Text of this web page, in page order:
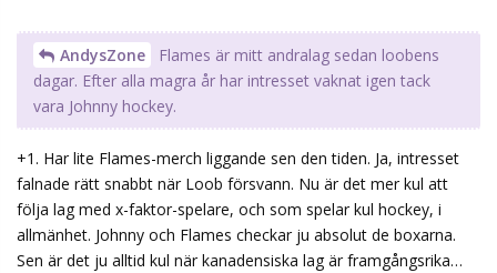
AndysZone
Flames är mitt andralag sedan loobens
dagar. Efter alla magra år har intresset vaknat igen tack
vara Johnny hockey.
+1. Har lite Flames-merch liggande sen den tiden. Ja, intresset
falnade rätt snabbt när Loob försvann. Nu är det mer kul att
följa lag med x-faktor-spelare, och som spelar kul hockey, i
allmänhet. Johnny och Flames checkar ju absolut de boxarna.
Sen är det ju alltid kul när kanadensiska lag är framgångsrika…